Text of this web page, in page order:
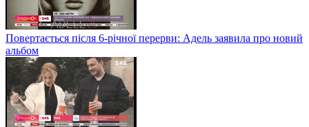
Повертається після 6-річної перерви: Адель заявила про новий
альбом